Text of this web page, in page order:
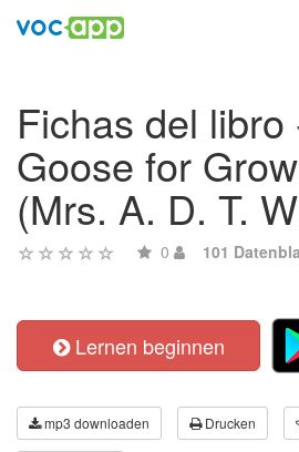
Fichas del
Goose for
(Mrs. A. D. T.
0 101
Lernen beginnen
mp3 downloaden Drucken